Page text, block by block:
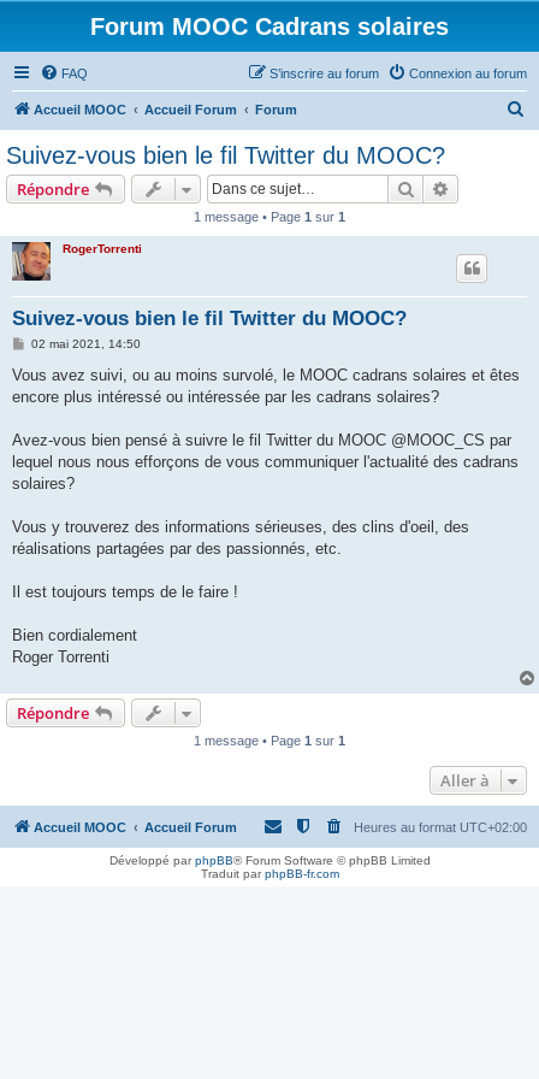
Forum MOOC Cadrans solaires
FAQ Connexion au forum
S’inscrire au forum
Accueil MOOC Accueil Forum Forum
Suivez-vous bien le fil Twitter du MOOC?
Répondre Rechercher
1 message • Page 1 sur 1
RogerTorrenti
Suivez-vous bien le fil Twitter du MOOC?
M
s
a
02 mai 2021, 14:50
Vous avez suivi, ou au moins survolé, le MOOC cadrans solaires et êtes
encore plus intéressé ou intéressée par les cadrans solaires?
Avez-vous bien pensé à suivre le fil Twitter du MOOC @MOOC_CS par
lequel nous nous efforçons de vous communiquer l'actualité des cadrans
solaires?
Vous y trouverez des informations sérieuses, des clins d'oeil, des
réalisations partagées par des passionnés, etc.
Il est toujours temps de le faire !
Bien cordialement
Roger Torrenti
Répondre
1 message • Page 1 sur 1
Aller à
Accueil MOOC Accueil Forum Heures au format UTC+02:00
Développé parphpBB® Forum Software © phpBB Limited
Traduit parphpBB-fr.com